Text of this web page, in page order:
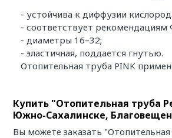
- устойчива к диффузии
- соответствует
- диаметры 16–32;
- эластичная, поддается гнутью.
Отопительная труба PINK
Купить "Отопительная труба
Южно-Сахалинске,
Вы можете заказать